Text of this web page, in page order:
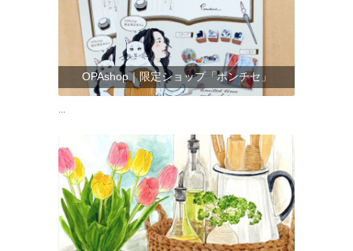
OPAshop｜限定ショップ「ポンチセ」
...